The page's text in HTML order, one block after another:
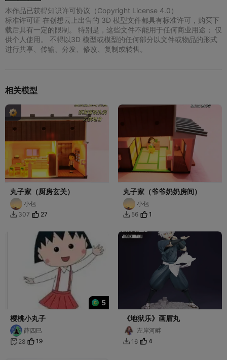
本作品已获得知识许可协议（Copyright License 4.0）
标准许可证 在创想云上出售的 3D 模型文件都具有标准许可，购买下
载后具有一定的限制。 特别是，这些文件不能用于任何商业用途； 仅
供个人使用。 不得以3D 模型或模型的任何部分以文件或物品的形式
进行共享、传输、分发、修改、复制或转售。
相关模型
丸子家（厨房玄关）
小包
 307 27
丸子家（爷爷奶奶房间）
小包
 56 1
5
樱桃小丸子
薛四巳
 28 19
《地狱乐》画眉丸
左岸河畔
 16 4